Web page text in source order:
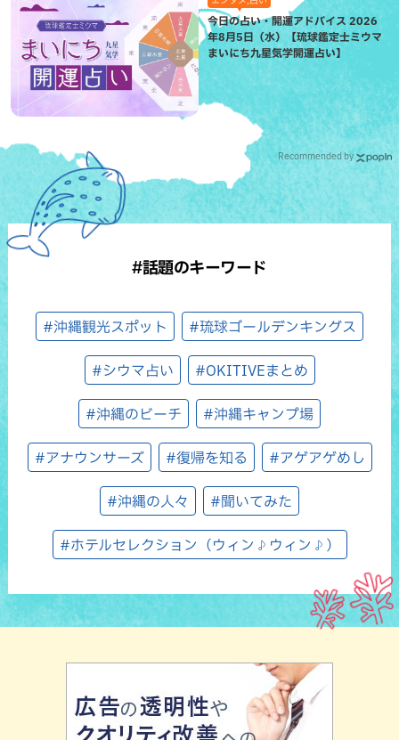
今日の占い・開運アドバイス 2026
年8月5日（水）【琉球鑑定士ミウマ
まいにち九星気学開運占い】
Recommended by
#話題のキーワード
#沖縄観光スポット #琉球ゴールデンキングス
#シウマ占い #OKITIVEまとめ
#沖縄のビーチ #沖縄キャンプ場
#アナウンサーズ #復帰を知る #アゲアゲめし
#沖縄の人々 #聞いてみた
#ホテルセレクション（ウィン♪ウィン♪）